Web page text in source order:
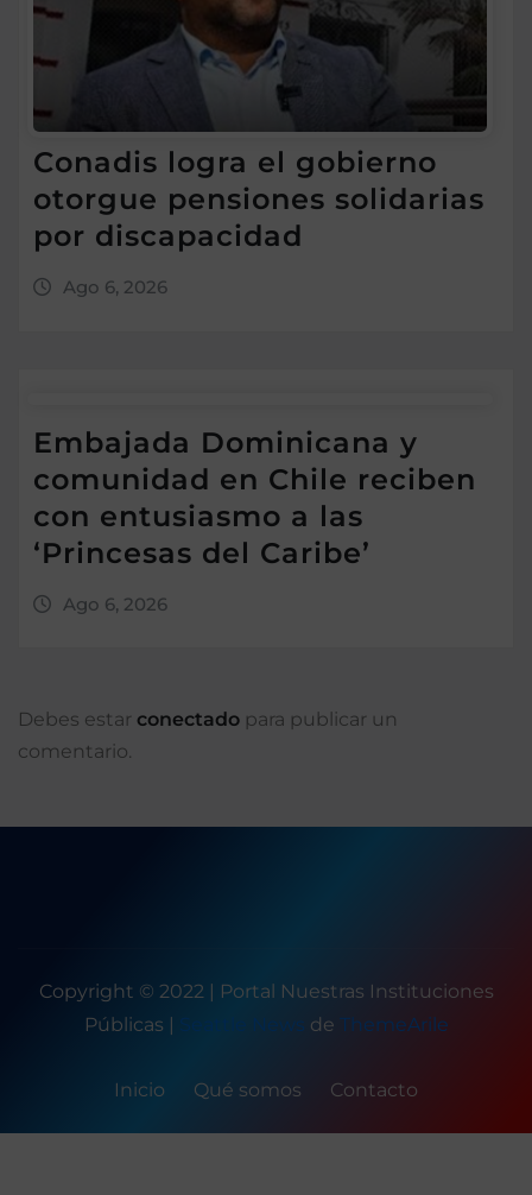
Conadis logra el gobierno
otorgue pensiones solidarias
por discapacidad
Ago 6, 2026
Embajada Dominicana y
comunidad en Chile reciben
con entusiasmo a las
‘Princesas del Caribe’
Ago 6, 2026
Debes estar conectado para publicar un
comentario.
Copyright © 2022 | Portal Nuestras Instituciones
Públicas | Seattle News de ThemeArile
Inicio Qué somos Contacto